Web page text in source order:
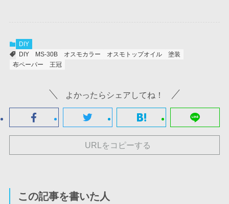
DIY
DIY
MS-30B オスモカラー オスモトップオイル
塗装
布ペーパー
王冠
よかったらシェアしてね！
URLをコピーする
この記事を書いた人